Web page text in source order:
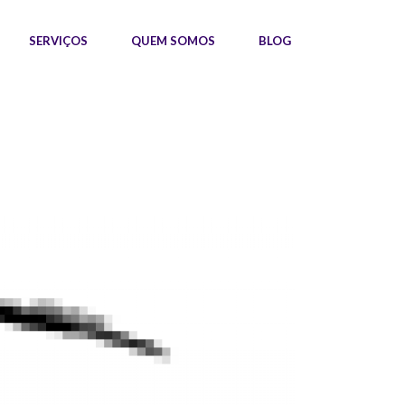
SERVIÇOS QUEM SOMOS BLOG